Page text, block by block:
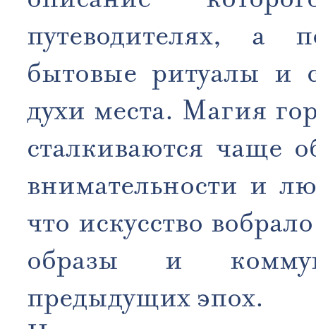
путеводителях, а
бытовые ритуалы и
духи места. Магия
сталкиваются чаще
внимательности и
что искусство
образы и
предыдущих эпох.